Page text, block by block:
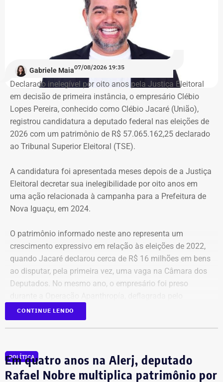
Integrante do Movimento de Luta nos Bairros, Vilas e
Favelas (MLB), dona Enita afirmou que o grupo de
ocupantes chegou ao atual prédio depois de sofrer quatro
“Nós já sofremos quatro despejos. O objetivo da
ocupação é justamente dar ao imóvel uma função social
que atenda as necessidades básicas das famílias. Desde
que eu entrei no MLB nunca faltou comida. Só o que falta
mesmo é um teto, um lar para morar. Queremos fazer
valer um direito constitucional que nunca foi cumprido”
A Central de Movimentos Populares do Rio de Janeiro
(CMPRJ) emitiu nota de apoio e solidariedade e lembrou
que as famílias lutam há anos pelo direito à moradia com
organização e resistência.
“Sabemos que a moradia é a base de tudo. Quando um
movimento ocupa um imóvel abandonado ou
subutilizado, mais do que dar um teto, o que já é
fundamental, ele devolve esperança e perspectiva de vida
para centenas de pessoas, sobretudo para as crianças”,
Moradores da Rua Santa Alexandrina
O portal TEMPO REAL RJ conversou com dois moradores
Gabriele Maia07/08/2026 19:35
Declarado inelegível por oito anos pela Justiça Eleitoral
em decisão de primeira instância, o empresário Clébio
Lopes Pereira, conhecido como Clébio Jacaré (União),
registrou candidatura a deputado federal nas eleições de
2026 com um patrimônio de R$ 57.065.162,25 declarado
ao Tribunal Superior Eleitoral (TSE).
A candidatura foi apresentada meses depois de a Justiça
Eleitoral decretar sua inelegibilidade por oito anos em
uma ação relacionada à campanha para a Prefeitura de
Nova Iguaçu, em 2024.
O patrimônio informado neste ano representa um
crescimento expressivo em relação às eleições de 2022,
quando Jacaré declarou cerca de R$ 16 milhões em bens
ao disputar, pela primeira vez, uma vaga na Câmara dos
Deputados. No mesmo ano, o empresário foi preso
Ministério Público do Rio de Janeiro (MPRJ), que
investigou um esquema de corrupção na Prefeitura de
Clébio Jacaré declara ter R$ 11,95
CONTINUE LENDO
POLÍTICA
Em quatro anos na Alerj, deputado
Rafael Nobre multiplica patrimônio por